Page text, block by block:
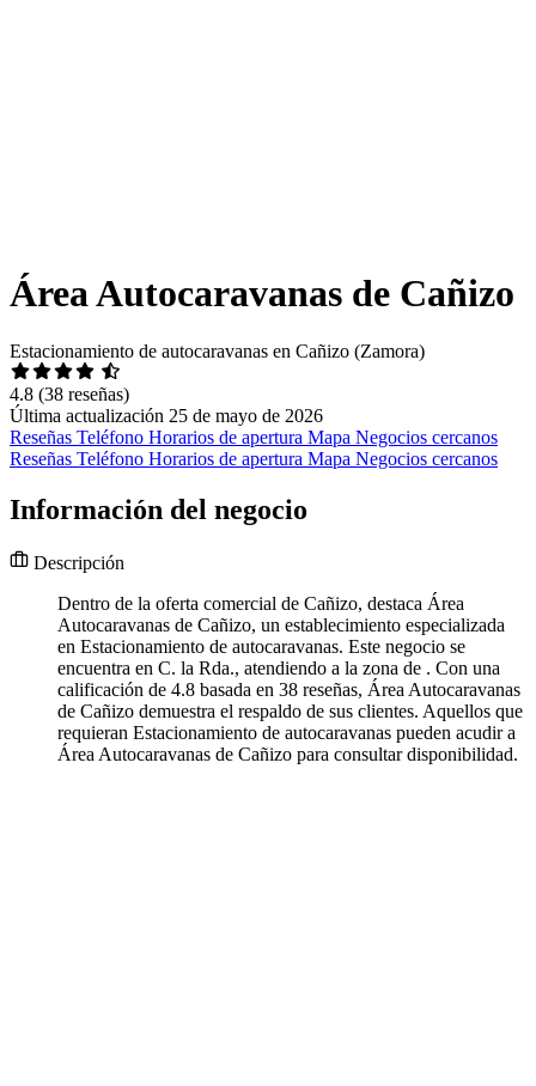
Área Autocaravanas de Cañizo
Estacionamiento de autocaravanas en Cañizo (Zamora)
4.8 (38 reseñas)
Última actualización 25 de mayo de 2026
Reseñas Teléfono Horarios de apertura Mapa Negocios cercanos
Reseñas Teléfono Horarios de apertura Mapa Negocios cercanos
Información del negocio
Descripción
Dentro de la oferta comercial de Cañizo, destaca Área
Autocaravanas de Cañizo, un establecimiento especializada
en Estacionamiento de autocaravanas. Este negocio se
encuentra en C. la Rda., atendiendo a la zona de . Con una
calificación de 4.8 basada en 38 reseñas, Área Autocaravanas
de Cañizo demuestra el respaldo de sus clientes. Aquellos que
requieran Estacionamiento de autocaravanas pueden acudir a
Área Autocaravanas de Cañizo para consultar disponibilidad.